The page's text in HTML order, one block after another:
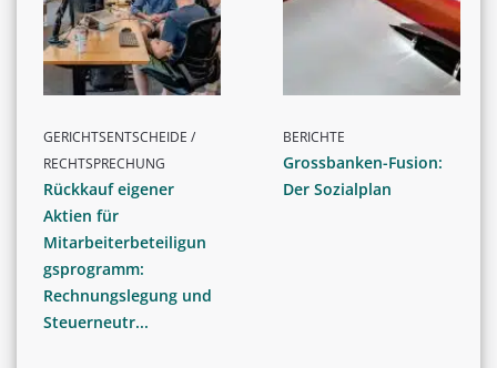
GERICHTSENTSCHEIDE /
RECHTSPRECHUNG
Rückkauf eigener
Aktien für
Mitarbeiterbeteiligun
gsprogramm:
Rechnungslegung und
Steuerneutr...
BERICHTE
Grossbanken-Fusion:
Der Sozialplan